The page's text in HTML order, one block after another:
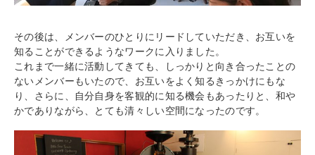
その後は、メンバーのひとりにリードしていただき、お互いを
知ることができるようなワークに入りました。
これまで一緒に活動してきても、しっかりと向き合ったことの
ないメンバーもいたので、お互いをよく知るきっかけにもな
り、さらに、自分自身を客観的に知る機会もあったりと、和や
かでありながら、とても清々しい空間になったのです。